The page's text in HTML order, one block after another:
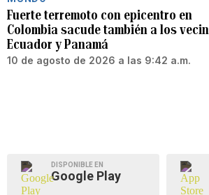
Fuerte terremoto con epicentro en
Colombia sacude también a los
Ecuador y Panamá
10 de agosto de 2026 a las 9:42 a.m.
DISPONIBLE EN
Google Play